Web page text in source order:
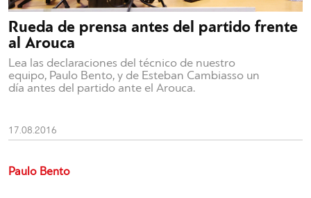
Rueda de prensa antes del partido frente
al Arouca
Lea las declaraciones del técnico de nuestro
equipo, Paulo Bento, y de Esteban Cambiasso un
día antes del partido ante el Arouca.
17.08.2016
Paulo Bento